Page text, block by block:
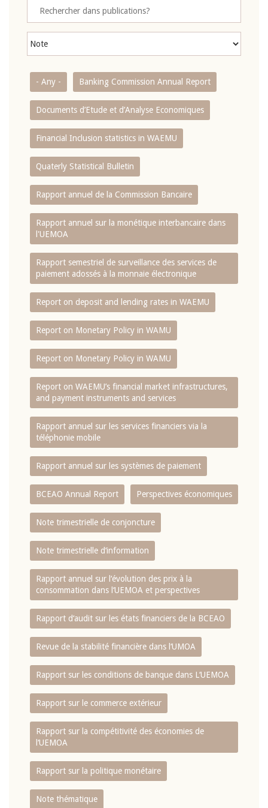
- Any - Banking Commission Annual Report
Documents d’Etude et d’Analyse Economiques
Financial Inclusion statistics in WAEMU
Quaterly Statistical Bulletin
Rapport annuel de la Commission Bancaire
Rapport annuel sur la monétique interbancaire dans
l'UEMOA
Rapport semestriel de surveillance des services de
paiement adossés à la monnaie électronique
Report on deposit and lending rates in WAEMU
Report on Monetary Policy in WAMU
Report on Monetary Policy in WAMU
Report on WAEMU’s financial market infrastructures,
and payment instruments and services
Rapport annuel sur les services financiers via la
téléphonie mobile
Rapport annuel sur les systèmes de paiement
BCEAO Annual Report Perspectives économiques
Note trimestrielle de conjoncture
Note trimestrielle d‘information
Rapport annuel sur l‘évolution des prix à la
consommation dans l‘UEMOA et perspectives
Rapport d‘audit sur les états financiers de la BCEAO
Revue de la stabilité financière dans l‘UMOA
Rapport sur les conditions de banque dans L‘UEMOA
Rapport sur le commerce extérieur
Rapport sur la compétitivité des économies de
l‘UEMOA
Rapport sur la politique monétaire
Note thématique